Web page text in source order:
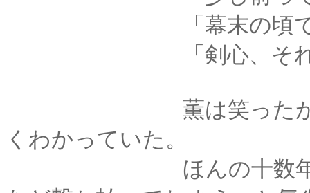
「幕末の頃でご
「剣心、それって
薫は笑ったが、剣心
くわかっていた。
ほんの十数年前、こ